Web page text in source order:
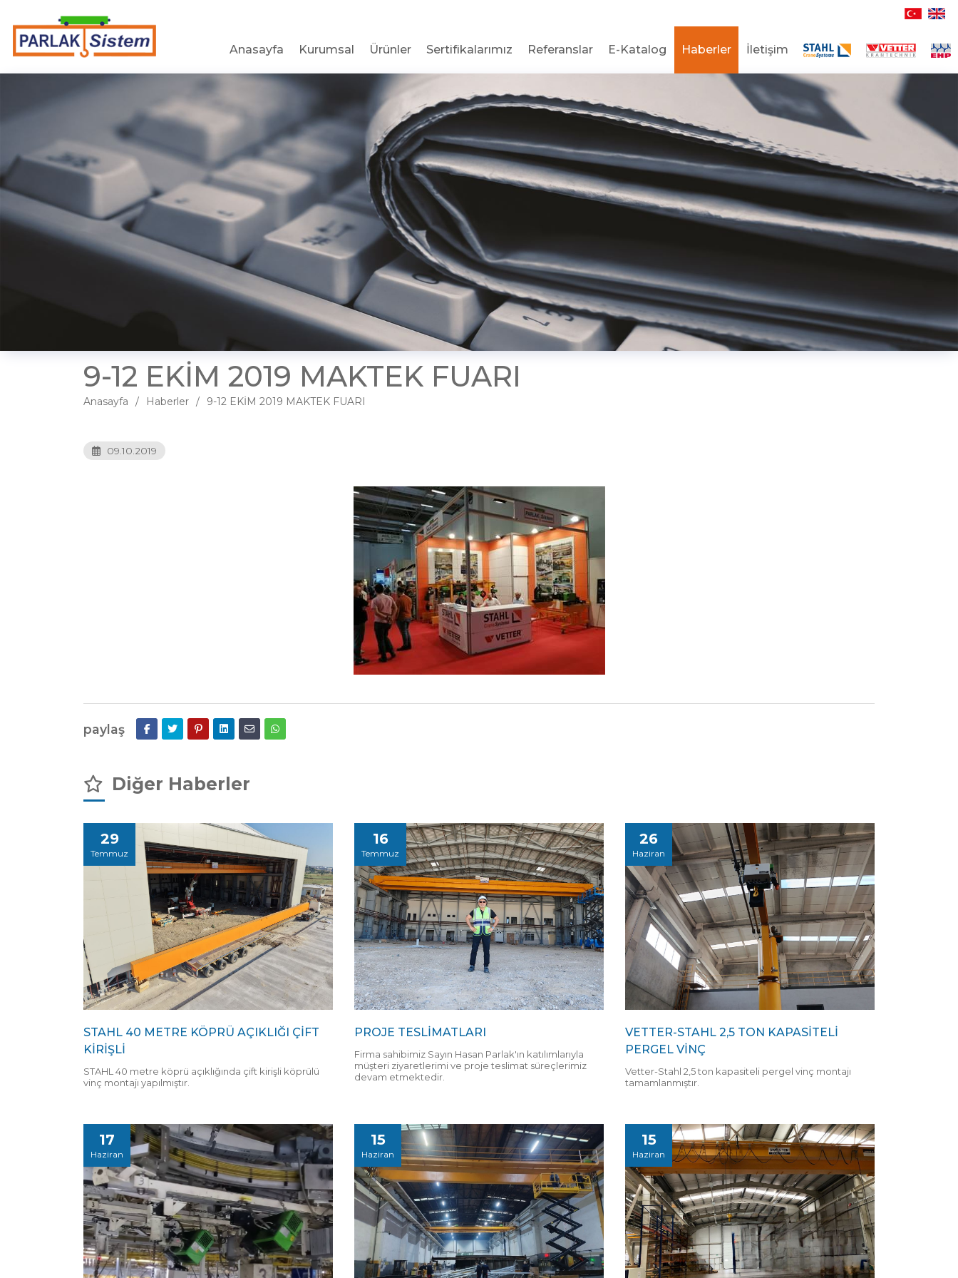
Anasayfa Kurumsal Ürünler Sertifikalarımız Referanslar E-Katalog Haberler İletişim
9-12 EKİM 2019 MAKTEK FUARI
Anasayfa Haberler 9-12 EKİM 2019 MAKTEK FUARI
09.10.2019
paylaş
Diğer Haberler
29
Temmuz
STAHL 40 METRE KÖPRÜ AÇIKLIĞI ÇİFT
KİRİŞLİ
STAHL 40 metre köprü açıklığında çift kirişli köprülü
vinç montajı yapılmıştır.
16
Temmuz
PROJE TESLİMATLARI
Firma sahibimiz Sayın Hasan Parlak'ın katılımlarıyla
müşteri ziyaretlerimi ve proje teslimat süreçlerimiz
devam etmektedir.
26
Haziran
VETTER-STAHL 2,5 TON KAPASİTELİ
PERGEL VİNÇ
Vetter-Stahl 2,5 ton kapasiteli pergel vinç montajı
tamamlanmıştır.
17
Haziran
15
Haziran
15
Haziran